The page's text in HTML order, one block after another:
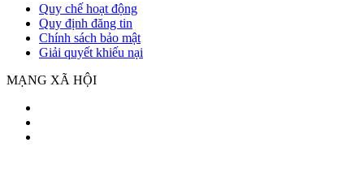
Quy chế hoạt động
Quy định đăng tin
Chính sách bảo mật
Giải quyết khiếu nại
MẠNG XÃ HỘI